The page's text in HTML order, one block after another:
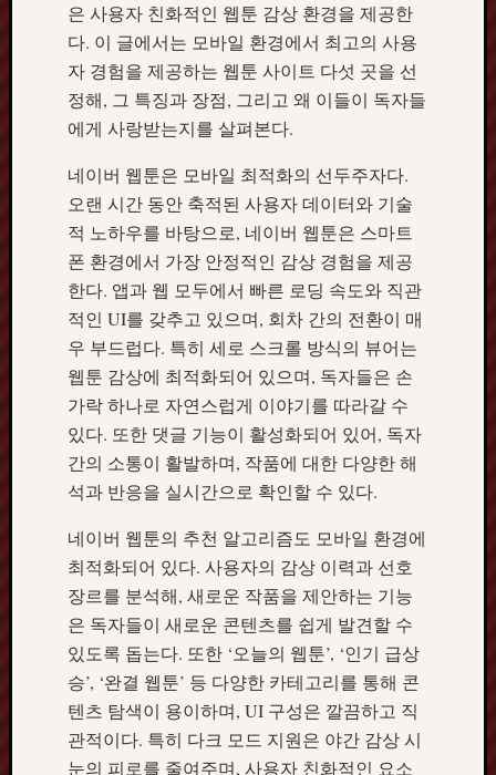
은 사용자 친화적인 웹툰 감상 환경을 제공한
다. 이 글에서는 모바일 환경에서 최고의 사용
자 경험을 제공하는 웹툰 사이트 다섯 곳을 선
정해, 그 특징과 장점, 그리고 왜 이들이 독자들
에게 사랑받는지를 살펴본다.
네이버 웹툰은 모바일 최적화의 선두주자다.
오랜 시간 동안 축적된 사용자 데이터와 기술
적 노하우를 바탕으로, 네이버 웹툰은 스마트
폰 환경에서 가장 안정적인 감상 경험을 제공
한다. 앱과 웹 모두에서 빠른 로딩 속도와 직관
적인 UI를 갖추고 있으며, 회차 간의 전환이 매
우 부드럽다. 특히 세로 스크롤 방식의 뷰어는
웹툰 감상에 최적화되어 있으며, 독자들은 손
가락 하나로 자연스럽게 이야기를 따라갈 수
있다. 또한 댓글 기능이 활성화되어 있어, 독자
간의 소통이 활발하며, 작품에 대한 다양한 해
석과 반응을 실시간으로 확인할 수 있다.
네이버 웹툰의 추천 알고리즘도 모바일 환경에
최적화되어 있다. 사용자의 감상 이력과 선호
장르를 분석해, 새로운 작품을 제안하는 기능
은 독자들이 새로운 콘텐츠를 쉽게 발견할 수
있도록 돕는다. 또한 ‘오늘의 웹툰’, ‘인기 급상
승’, ‘완결 웹툰’ 등 다양한 카테고리를 통해 콘
텐츠 탐색이 용이하며, UI 구성은 깔끔하고 직
관적이다. 특히 다크 모드 지원은 야간 감상 시
눈의 피로를 줄여주며, 사용자 친화적인 요소